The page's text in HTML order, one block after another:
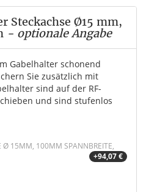
Steckachse Ø15 mm,
- optionale Angabe
Gabelhalter schonend
Sie zusätzlich mit
sind auf der RF-
und sind stufenlos
Ø 15MM, 100MM SPANNBREITE,
+94,07 €